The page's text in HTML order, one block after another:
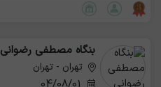
بنگاه مصطفی رضوانی
تهران - تهران